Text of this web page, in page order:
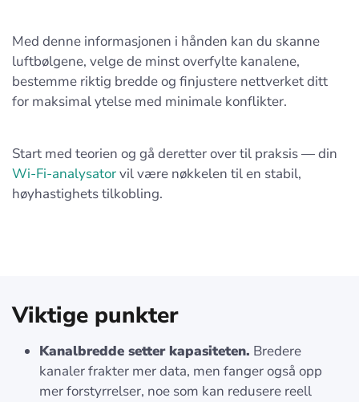
Med denne informasjonen i hånden kan du skanne
luftbølgene, velge de minst overfylte kanalene,
bestemme riktig bredde og finjustere nettverket ditt
for maksimal ytelse med minimale konflikter.
Start med teorien og gå deretter over til praksis — din
Wi‑Fi-analysatorvil være nøkkelen til en stabil,
høyhastighets tilkobling.
Viktige punkter
Kanalbredde setter kapasiteten. Bredere
kanaler frakter mer data, men fanger også opp
mer forstyrrelser, noe som kan redusere reell